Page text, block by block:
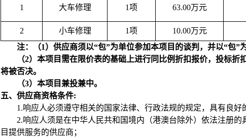
1 大车修理 1项 63.00万元
2 小车修理 1项 10.00万元
注：（1）供应商须以“包”为单位参加本项目的谈判，并以“包”
（2）本项目需在限价表的基础上进行同比例折扣报价，投标
将被否决。
（3）本项目兼投兼中。
五、供应商资格条件:
1.响应人必须遵守相关的国家法律、行政法规的规定，具有良好
2.响应人须是在中华人民共和国境内（港澳台除外）依法注册
目提供服务的供应商；